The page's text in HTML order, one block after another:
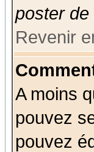
poster
Revenir
A moins
pouvez
pouvez